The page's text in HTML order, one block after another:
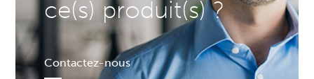
ce(s) produit(s) ?
Contactez-nous